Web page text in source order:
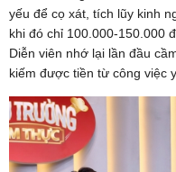
yếu để cọ xát, tích lũy kinh
khi đó chỉ 100.000-150.000
Diễn viên nhớ lại lần đầu
kiếm được tiền từ công việc